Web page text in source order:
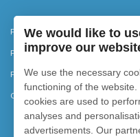
Politique de confidentialité
Politique d'annulation
Politique de cookies
Configurer les cookies
We would like to
improve our
We use the necessary
functioning of the website.
cookies are used to
analyses and
advertisements. Our